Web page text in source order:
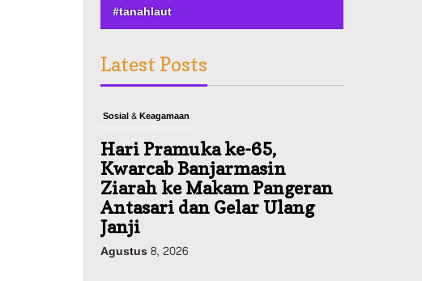
#tanahlaut
Latest Posts
Sosial & Keagamaan
Hari Pramuka ke-65,
Kwarcab Banjarmasin
Ziarah ke Makam Pangeran
Antasari dan Gelar Ulang
Janji
Agustus 8, 2026